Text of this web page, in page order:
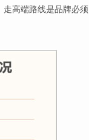
高端路线是品牌必须